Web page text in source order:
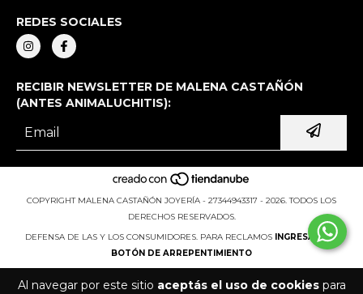
Al navegar por este sitio aceptás el uso de cookiespara
REDES SOCIALES
RECIBIR NEWSLETTER DE MALENA CASTAÑÓN
(ANTES ANIMALUCHITIS):
COPYRIGHT MALENA CASTAÑÓN JOYERÍA - 27344943317 - 2026. TODOS LOS
DERECHOS RESERVADOS.
DEFENSA DE LAS Y LOS CONSUMIDORES. PARA RECLAMOS INGRESÁ ACÁ.
BOTÓN DE ARREPENTIMIENTO